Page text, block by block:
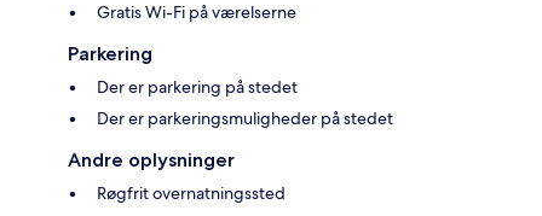
Gratis Wi-Fi på værelserne
Parkering
Der er parkering på stedet
Der er parkeringsmuligheder på stedet
Andre oplysninger
Røgfrit overnatningssted